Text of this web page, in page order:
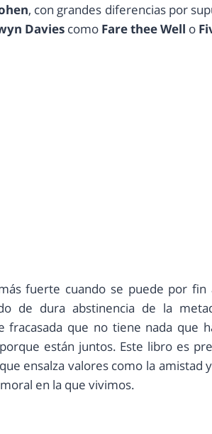
, con grandes diferencias por
Davies como Fare thee Well o
fuerte cuando se puede por fin
de dura abstinencia de la
fracasada que no tiene nada que
están juntos. Este libro es
ensalza valores como la amistad
en la que vivimos.